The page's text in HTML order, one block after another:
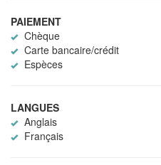
PAIEMENT
Chèque
Carte bancaire/crédit
Espèces
LANGUES
Anglais
Français